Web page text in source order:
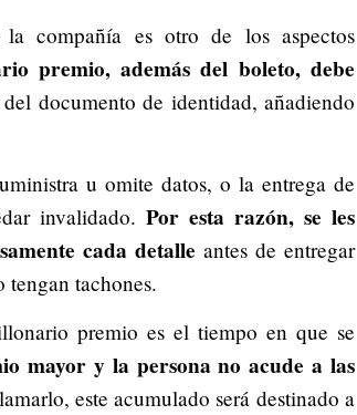
compañía es otro de los aspectos
premio, además del boleto, debe
documento de identidad, añadiendo
u omite datos, o la entrega de
invalidado. Por esta razón, se les
cada detalle antes de entregar
tachones.
premio es el tiempo en que se
mayor y la persona no acude a las
este acumulado será destinado a